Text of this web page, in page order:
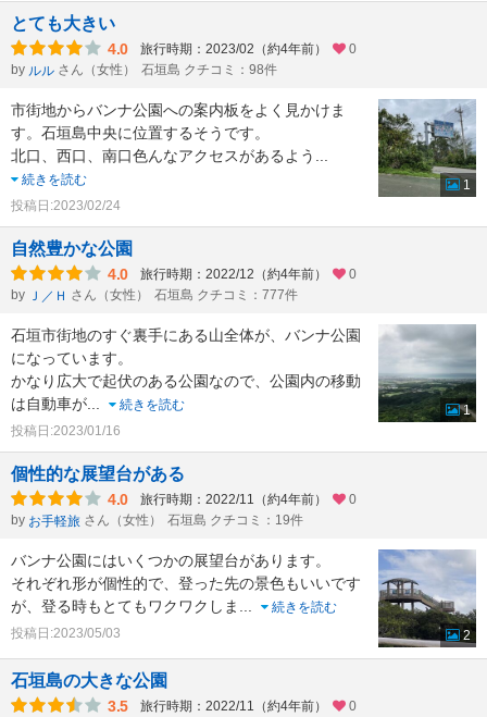
とても大きい
4.0 旅行時期：2023/02（約4年前）
0
by ルル さん（女性） 石垣島 クチコミ：98件
市街地からバンナ公園への案内板をよく見かけま
す。石垣島中央に位置するそうです。
北口、西口、南口色んなアクセスがあるよう
続きを読む
投稿日:2023/02/24
1
自然豊かな公園
4.0 旅行時期：2022/12（約4年前）
0
by Ｊ／Ｈ さん（女性） 石垣島 クチコミ：777件
石垣市街地のすぐ裏手にある山全体が、バンナ公園
になっています。
かなり広大で起伏のある公園なので、公園内の移動
は自動車が
続きを読む
投稿日:2023/01/16
1
個性的な展望台がある
4.0 旅行時期：2022/11（約4年前）
0
by お手軽旅 さん（女性） 石垣島 クチコミ：19件
バンナ公園にはいくつかの展望台があります。
それぞれ形が個性的で、登った先の景色もいいです
が、登る時もとてもワクワクしま
続きを読む
投稿日:2023/05/03
2
石垣島の大きな公園
3.5 旅行時期：2022/11（約4年前）
0